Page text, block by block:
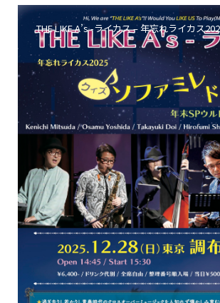
THE LIKE A’s -ライカス – 年忘れライカス